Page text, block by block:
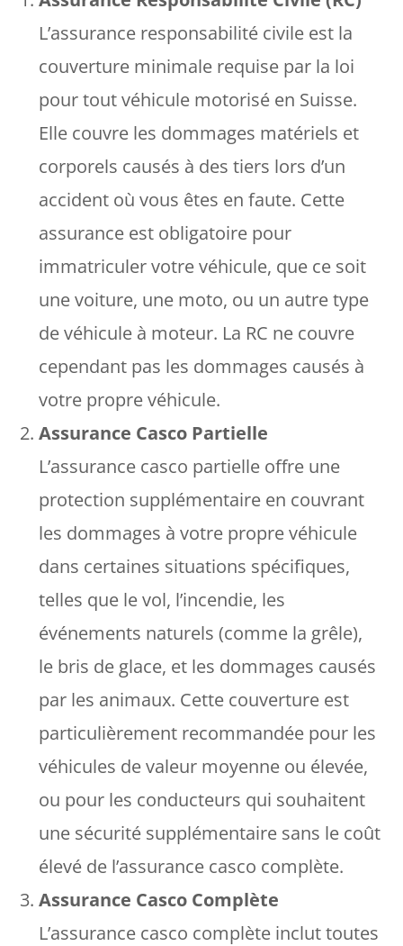
L’assurance responsabilité civile est la
couverture minimale requise par la loi
pour tout véhicule motorisé en Suisse.
Elle couvre les dommages matériels et
corporels causés à des tiers lors d’un
accident où vous êtes en faute. Cette
assurance est obligatoire pour
immatriculer votre véhicule, que ce soit
une voiture, une moto, ou un autre type
de véhicule à moteur. La RC ne couvre
cependant pas les dommages causés à
votre propre véhicule.
Assurance Casco Partielle
L’assurance casco partielle offre une
protection supplémentaire en couvrant
les dommages à votre propre véhicule
dans certaines situations spécifiques,
telles que le vol, l’incendie, les
événements naturels (comme la grêle),
le bris de glace, et les dommages causés
par les animaux. Cette couverture est
particulièrement recommandée pour les
véhicules de valeur moyenne ou élevée,
ou pour les conducteurs qui souhaitent
une sécurité supplémentaire sans le coût
élevé de l’assurance casco complète.
Assurance Casco Complète
L’assurance casco complète inclut toutes